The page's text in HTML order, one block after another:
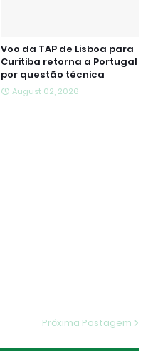
Voo da TAP de Lisboa para
Curitiba retorna a Portugal
por questão técnica
August 02, 2026
Próxima Postagem